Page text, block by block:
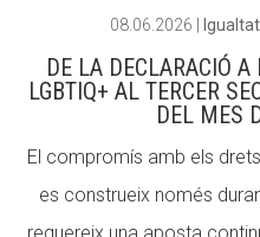
08.06.2026
DE LA DECLARACIÓ
LGBTIQ+ AL TERCER
DEL MES
El compromís amb els
es construeix només